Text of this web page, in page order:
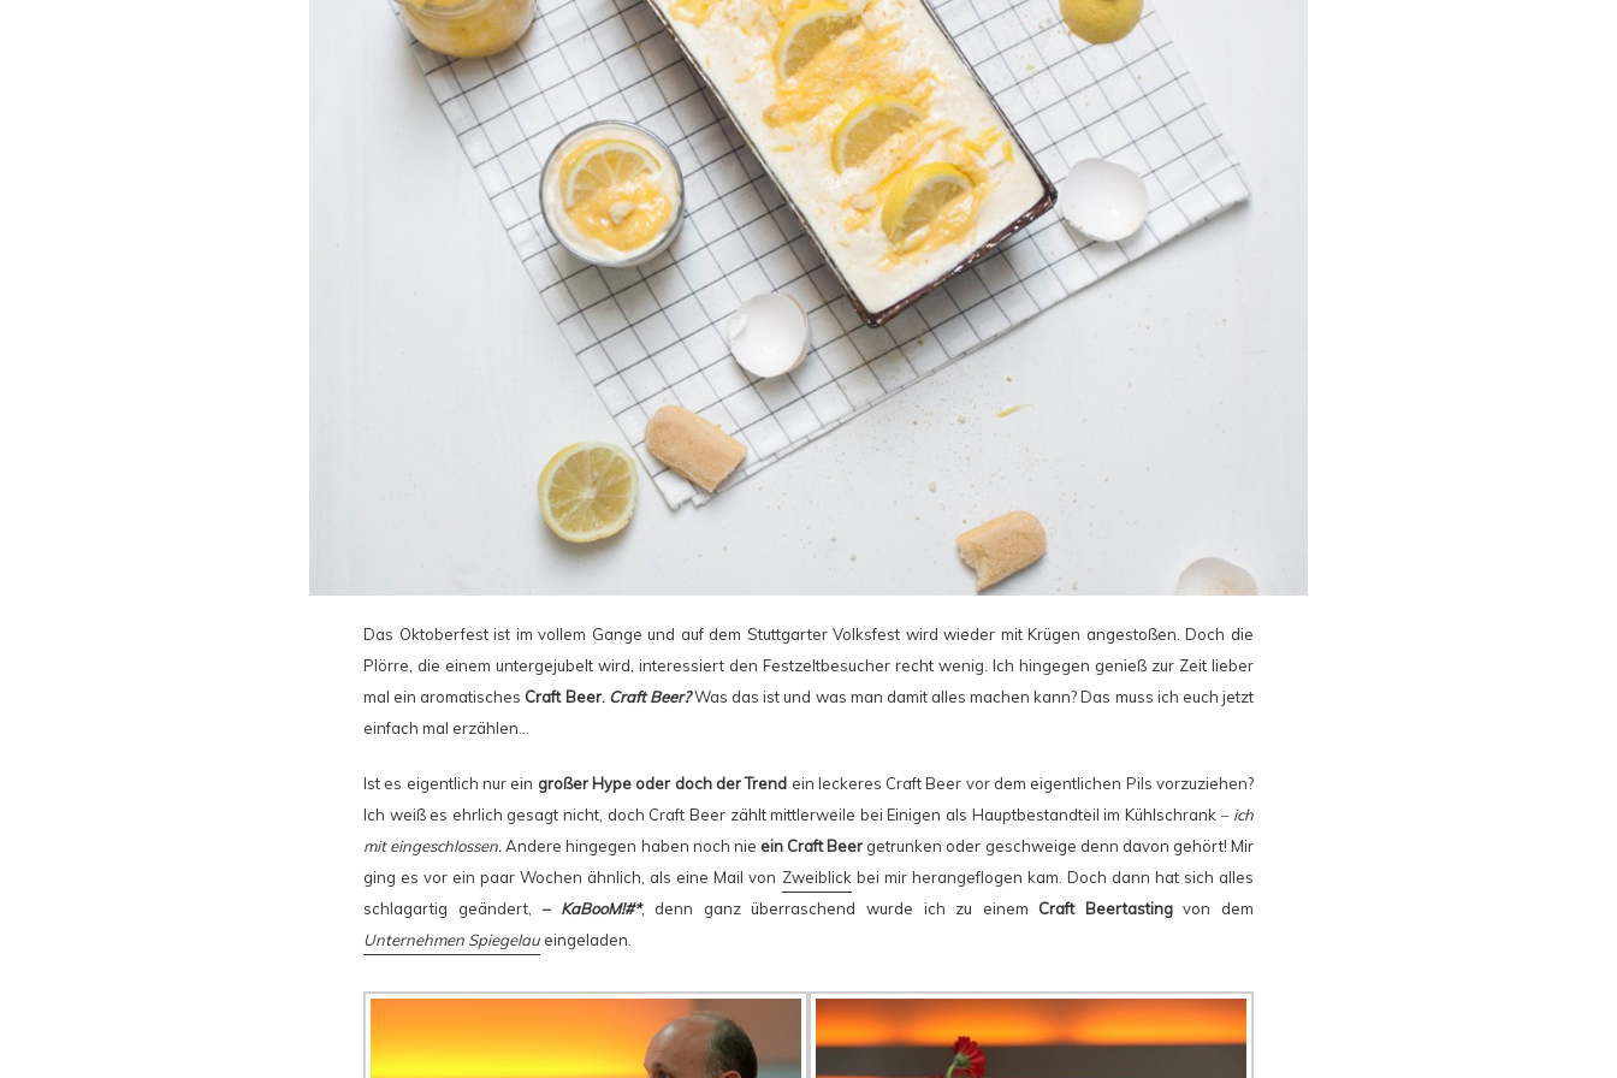
Das Oktoberfest ist im vollem Gange und auf dem Stuttgarter Volksfest wird wieder mit Krügen angestoßen. Doch die
Plörre, die einem untergejubelt wird, interessiert den Festzeltbesucher recht wenig. Ich hingegen genieß zur Zeit lieber
mal ein aromatisches Craft Beer. Craft Beer?Was das ist und was man damit alles machen kann? Das muss ich euch jetzt
einfach mal erzählen…
Ist es eigentlich nur ein großer Hype oder doch der Trend ein leckeres Craft Beer vor dem eigentlichen Pils vorzuziehen?
Ich weiß es ehrlich gesagt nicht, doch Craft Beer zählt mittlerweile bei Einigen als Hauptbestandteil im Kühlschrank – ich
mit eingeschlossen.Andere hingegen haben noch nie ein Craft Beer getrunken oder geschweige denn davon gehört! Mir
ging es vor ein paar Wochen ähnlich, als eine Mail von Zweiblick bei mir herangeflogen kam. Doch dann hat sich alles
schlagartig geändert,– KaBooM!#*, denn ganz überraschend wurde ich zu einem Craft Beertastingvon dem
Unternehmen Spiegelau eingeladen.